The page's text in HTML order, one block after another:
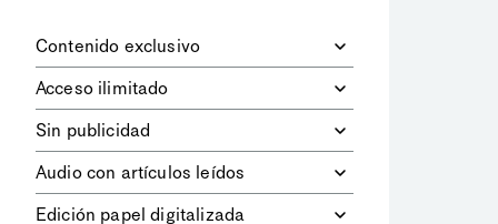
Contenido exclusivo
digitales dela diaria
los contenidos de Le Monde
diplomatique.
Acceso ilimitado
contenidos.
Sin publicidad
publicitarios.
Audio con artículos leídos
Edición papel digitalizada